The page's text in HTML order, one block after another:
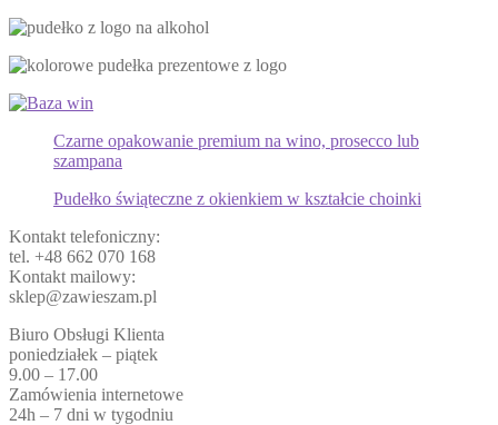
Czarne opakowanie premium na wino, prosecco lub
szampana
Pudełko świąteczne z okienkiem w kształcie choinki
Kontakt telefoniczny:
tel. +48 662 070 168
Kontakt mailowy:
sklep@zawieszam.pl
Biuro Obsługi Klienta
poniedziałek – piątek
9.00 – 17.00
Zamówienia internetowe
24h – 7 dni w tygodniu